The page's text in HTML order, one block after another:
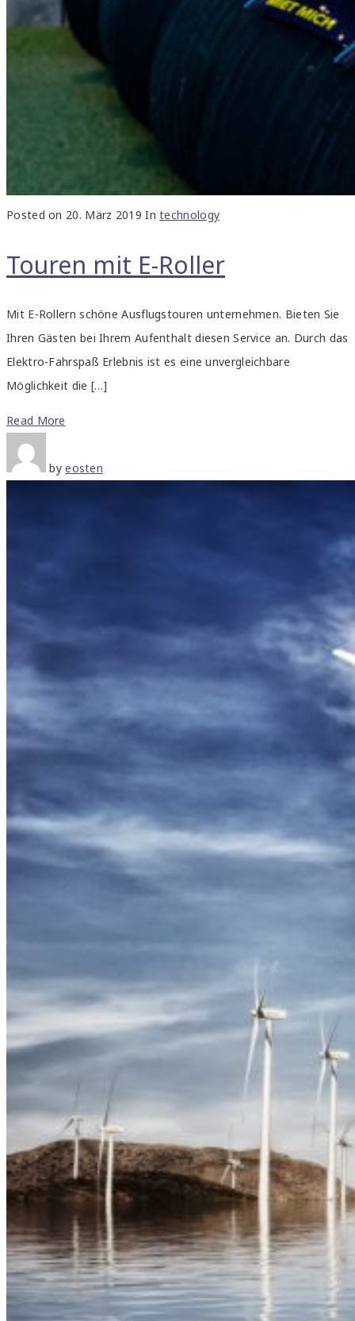
Posted on 20. März 2019 Intechnology
Touren mit E-Roller
Mit E-Rollern schöne Ausflugstouren unternehmen. Bieten Sie
Ihren Gästen bei Ihrem Aufenthalt diesen Service an. Durch das
Elektro-Fahrspaß Erlebnis ist es eine unvergleichbare
Möglichkeit die […]
Read More
byeosten